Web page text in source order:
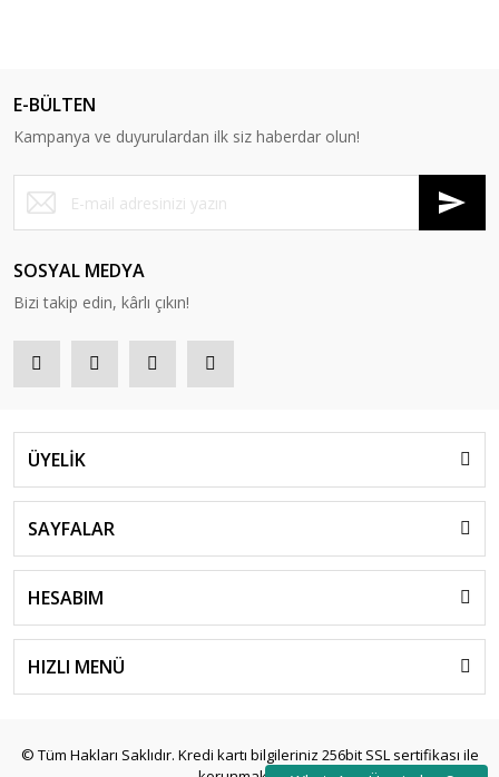
E-BÜLTEN
Kampanya ve duyurulardan ilk siz haberdar olun!
SOSYAL MEDYA
Bizi takip edin, kârlı çıkın!
ÜYELİK
SAYFALAR
HESABIM
HIZLI MENÜ
© Tüm Hakları Saklıdır. Kredi kartı bilgileriniz 256bit SSL sertifikası ile